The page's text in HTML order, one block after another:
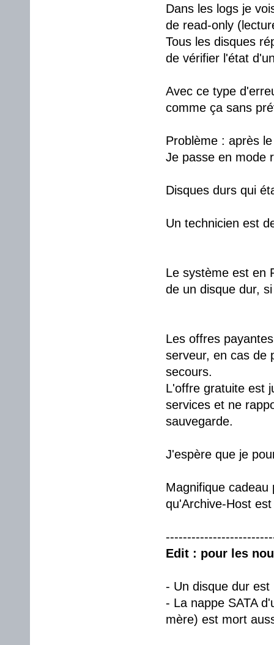
Dans les logs je
de read-only
Tous les disques
de vérifier l'état
Avec ce type
comme ça sans
Problème : après
Je passe en mode
Disques durs qui
Un technicien est
Le système est en
de un disque dur,
Les offres
serveur, en cas de
secours.
L'offre gratuite est
services et ne
sauvegarde.
J'espère que je
Magnifique
qu'Archive-Host
Edit : pour les
- Un disque dur est
- La nappe SATA
mère) est mort